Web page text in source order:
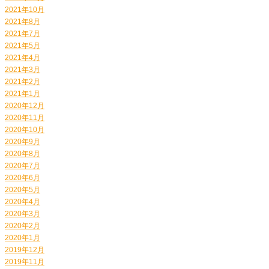
2021年10月
2021年8月
2021年7月
2021年5月
2021年4月
2021年3月
2021年2月
2021年1月
2020年12月
2020年11月
2020年10月
2020年9月
2020年8月
2020年7月
2020年6月
2020年5月
2020年4月
2020年3月
2020年2月
2020年1月
2019年12月
2019年11月